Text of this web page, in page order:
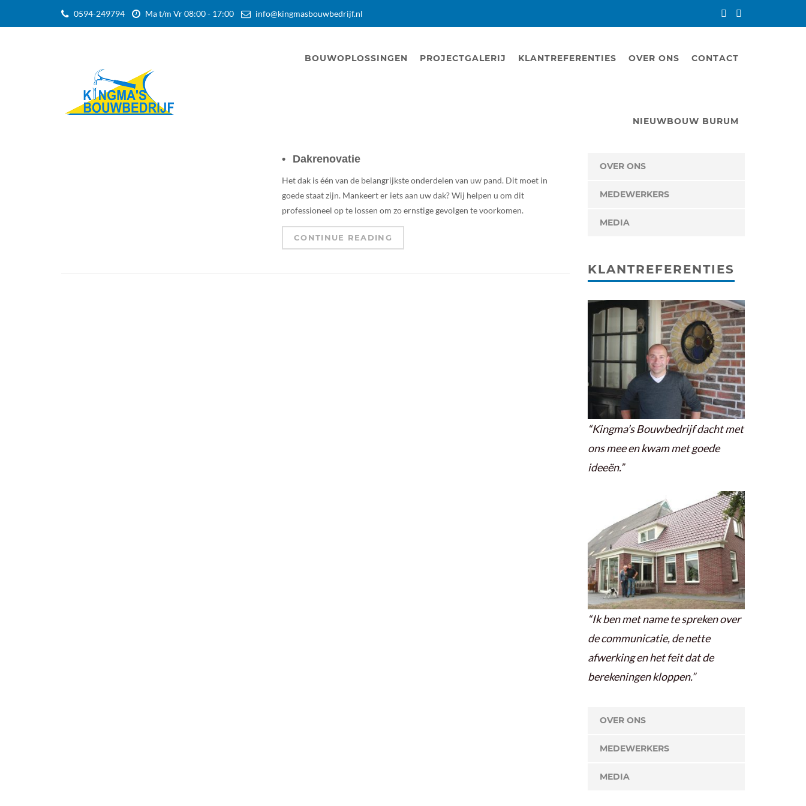
0594-249794 Ma t/m Vr 08:00 - 17:00 info@kingmasbouwbedrijf.nl
BOUWOPLOSSINGEN PROJECTGALERIJ KLANTREFERENTIES OVER ONS CONTACT
NIEUWBOUW BURUM
Dakrenovatie
Het dak is één van de belangrijkste onderdelen van uw pand. Dit moet in
goede staat zijn. Mankeert er iets aan uw dak? Wij helpen u om dit
professioneel op te lossen om zo ernstige gevolgen te voorkomen.
CONTINUE READING
OVER ONS
MEDEWERKERS
MEDIA
KLANTREFERENTIES
“Kingma’s Bouwbedrijf dacht met
ons mee en kwam met goede
ideeën.”
“Ik ben met name te spreken over
de communicatie, de nette
afwerking en het feit dat de
berekeningen kloppen.”
OVER ONS
MEDEWERKERS
MEDIA